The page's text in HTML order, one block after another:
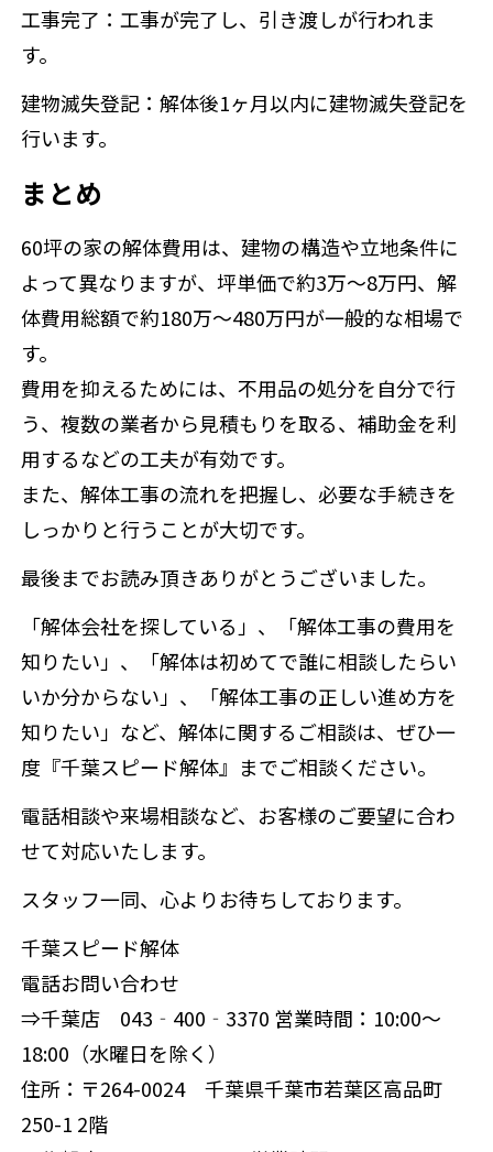
工事完了：工事が完了し、引き渡しが行われま
す。
建物滅失登記：解体後1ヶ月以内に建物滅失登記を
行います。
まとめ
60坪の家の解体費用は、建物の構造や立地条件に
よって異なりますが、坪単価で約3万～8万円、解
体費用総額で約180万～480万円が一般的な相場で
す。
費用を抑えるためには、不用品の処分を自分で行
う、複数の業者から見積もりを取る、補助金を利
用するなどの工夫が有効です。
また、解体工事の流れを把握し、必要な手続きを
しっかりと行うことが大切です。
最後までお読み頂きありがとうございました。
「解体会社を探している」、「解体工事の費用を
知りたい」、「解体は初めてで誰に相談したらい
いか分からない」、「解体工事の正しい進め方を
知りたい」など、解体に関するご相談は、ぜひ一
度『千葉スピード解体』までご相談ください。
電話相談や来場相談など、お客様のご要望に合わ
せて対応いたします。
スタッフ一同、心よりお待ちしております。
千葉スピード解体
電話お問い合わせ
⇒千葉店 043‐400‐3370 営業時間：10:00～
18:00（水曜日を除く）
住所：〒264-0024 千葉県千葉市若葉区高品町
250-1 2階